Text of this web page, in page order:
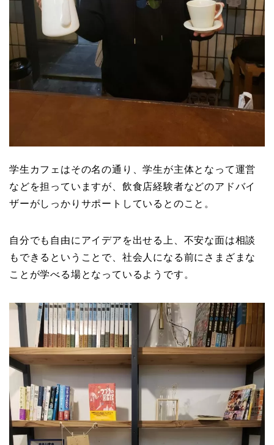
学生カフェはその名の通り、学生が主体となって運営
などを担っていますが、飲食店経験者などのアドバイ
ザーがしっかりサポートしているとのこと。
自分でも自由にアイデアを出せる上、不安な面は相談
もできるということで、社会人になる前にさまざまな
ことが学べる場となっているようです。